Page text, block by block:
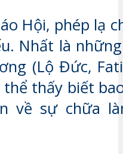
Hội, phép lạ
Nhất là
(Lộ Đức,
thể thấy biết
về sự chữa